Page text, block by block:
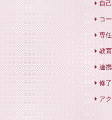
自
コ
専
教
連
修
ア